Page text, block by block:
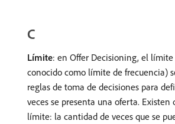
C
Límite: en Offer Decisioning, el
conocido como límite de frecuencia)
reglas de toma de decisiones para
veces se presenta una oferta. Existen
límite: la cantidad de veces que se